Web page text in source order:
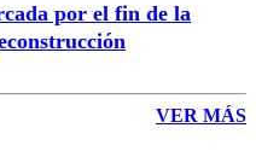
por el fin de la
VER MÁS